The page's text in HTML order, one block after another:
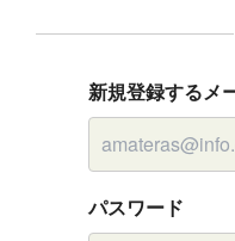
新規登録するメ
パスワード